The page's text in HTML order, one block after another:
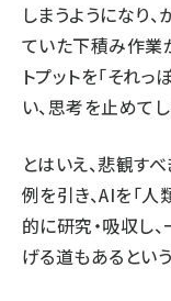
しまうようになり
ていた下積み作業
トプットを「それ
い、思考を止めて
とはいえ、悲観す
例を引き、AIを「
的に研究・吸収し
げる道もあるという